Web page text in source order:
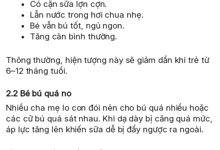
Có cặn sữa lợn cợn.
Lẫn nước trong hơi chua nhẹ.
Bé vẫn bú tốt, ngủ ngon.
Tăng cân bình thường.
Thông thường, hiện tượng này sẽ giảm dần khi trẻ từ
6–12 tháng tuổi.
2.2 Bé bú quá no
Nhiều cha mẹ lo con đói nên cho bú quá nhiều hoặc
các cữ bú quá sát nhau. Khi dạ dày bị căng quá mức,
áp lực tăng lên khiến sữa dễ bị đẩy ngược ra ngoài.